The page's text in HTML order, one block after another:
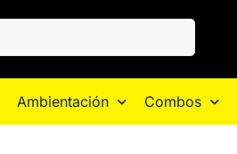
Ambientación Combos